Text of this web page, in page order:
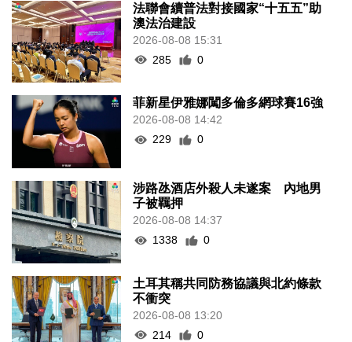
法聯會續普法對接國家“十五五”助
澳法治建設
2026-08-08 15:31
285
0
菲新星伊雅娜闖多倫多網球賽16強
2026-08-08 14:42
229
0
涉路氹酒店外殺人未遂案 內地男
子被羈押
2026-08-08 14:37
1338
0
土耳其稱共同防務協議與北約條款
不衝突
2026-08-08 13:20
214
0